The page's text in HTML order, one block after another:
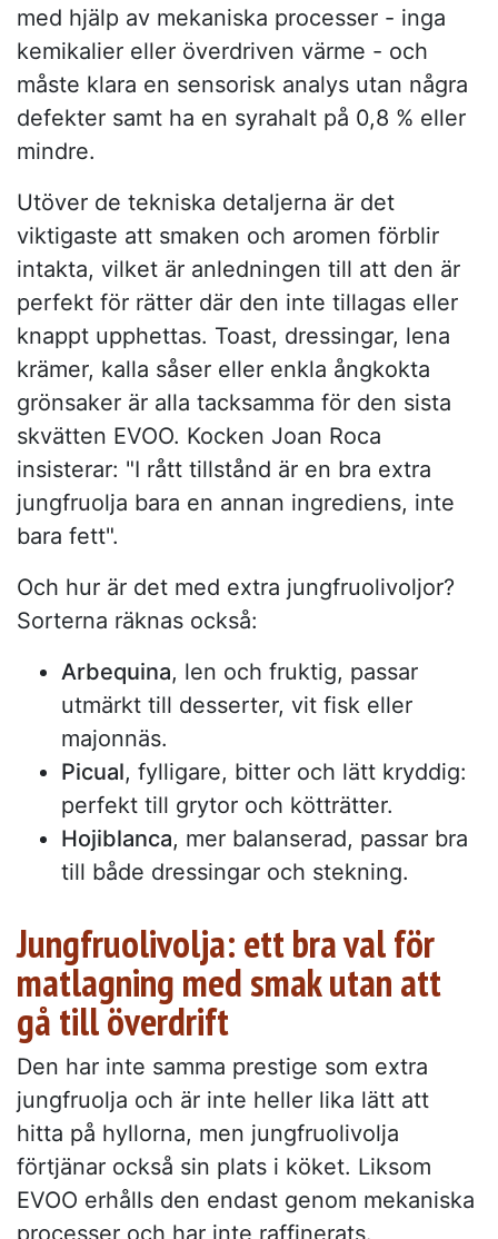
med hjälp av mekaniska processer - inga
kemikalier eller överdriven värme - och
måste klara en sensorisk analys utan några
defekter samt ha en syrahalt på 0,8 % eller
mindre.
Utöver de tekniska detaljerna är det
viktigaste att smaken och aromen förblir
intakta, vilket är anledningen till att den är
perfekt för rätter där den inte tillagas eller
knappt upphettas. Toast, dressingar, lena
krämer, kalla såser eller enkla ångkokta
grönsaker är alla tacksamma för den sista
skvätten EVOO. Kocken Joan Roca
insisterar: "I rått tillstånd är en bra extra
jungfruolja bara en annan ingrediens, inte
bara fett".
Och hur är det med extra jungfruolivoljor?
Sorterna räknas också:
Arbequina, len och fruktig, passar
utmärkt till desserter, vit fisk eller
majonnäs.
Picual, fylligare, bitter och lätt kryddig:
perfekt till grytor och kötträtter.
Hojiblanca, mer balanserad, passar bra
till både dressingar och stekning.
Jungfruolivolja: ett bra val för
matlagning med smak utan att
gå till överdrift
Den har inte samma prestige som extra
jungfruolja och är inte heller lika lätt att
hitta på hyllorna, men jungfruolivolja
förtjänar också sin plats i köket. Liksom
EVOO erhålls den endast genom mekaniska
processer och har inte raffinerats.